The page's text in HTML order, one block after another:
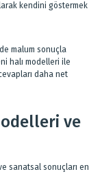
kendini göstermek
malum sonuçla
halı modelleri ile
daha net
ve
sanatsal sonuçları en